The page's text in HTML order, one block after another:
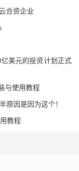
合资企业
美元的投资计划正式
与使用教程
原因是因为这个！
教程